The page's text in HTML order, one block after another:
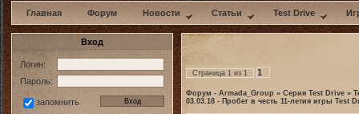
Главная Форум Новости Статьи Test Drive
Вход
Логин:
Пароль:
запомнить
Страница 1 из 1 1
Форум - Armada_Group » Серия Test Drive »
03.03.18 - Пробег в честь 11-летия игры Test